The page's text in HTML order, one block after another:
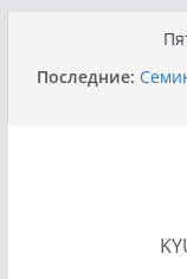
содержимому
Последние:
II
I